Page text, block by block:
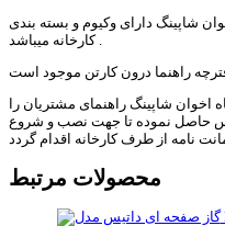
شاپینگ دارای وکیوم و بسته بندی
کارخانه میباشد .
شاپینگ راهنمای مشتریان را
حاصل نموده تا جهت نصب و شروع
محصولات مرتبط